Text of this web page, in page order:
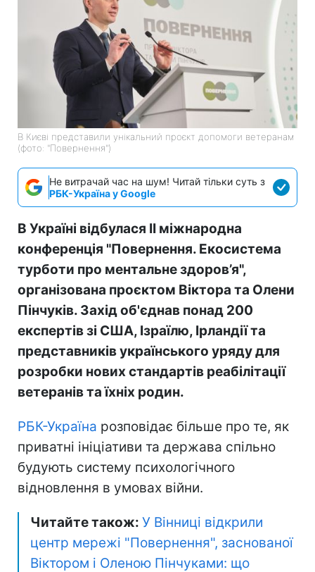
В Києві представили унікальний проєкт допомоги ветеранам
(фото: "Повернення")
Не витрачай час на шум! Читай тільки суть з
РБК-Україна у Google
В Україні відбулася II міжнародна
конференція "Повернення. Екосистема
турботи про ментальне здоров’я",
організована проєктом Віктора та Олени
Пінчуків. Захід об'єднав понад 200
експертів зі США, Ізраїлю, Ірландії та
представників українського уряду для
розробки нових стандартів реабілітації
ветеранів та їхніх родин.
РБК-Україна розповідає більше про те, як
приватні ініціативи та держава спільно
будують систему психологічного
відновлення в умовах війни.
Читайте також: У Вінниці відкрили
центр мережі "Повернення", заснованої
Віктором і Оленою Пінчуками: що